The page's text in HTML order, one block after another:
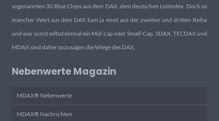
sogenannten 30 Blue Chips aus dem DAX, dem deutschen Leitindex. Doch so
mancher Wert aus dem DAX kam ja einst aus der zweiten und dritten Reihe
und war somit selbst einmal ein Mid-cap oder Small-Cap. SDAX, TECDAX und
MDAX sind daher sozusagen die Wiege des DAX.
Nebenwerte Magazin
MDAX® Nebenwerte
MDAX® Nachrichten